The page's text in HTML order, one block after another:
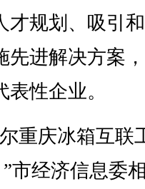
才规划、吸引
先进解决方案
性企业。
庆冰箱互联
市经济信息委